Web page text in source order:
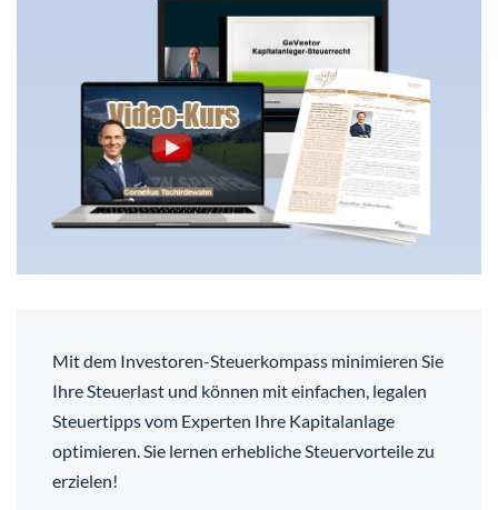
Mit dem Investoren-Steuerkompass minimieren Sie
Ihre Steuerlast und können mit einfachen, legalen
Steuertipps vom Experten Ihre Kapitalanlage
optimieren. Sie lernen erhebliche Steuervorteile zu
erzielen!